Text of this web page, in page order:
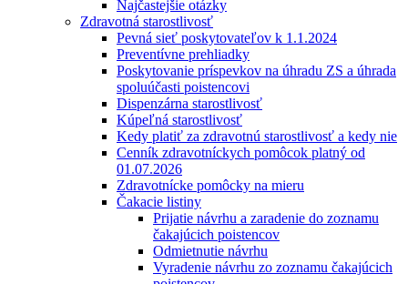
Najčastejšie otázky
Zdravotná starostlivosť
Pevná sieť poskytovateľov k 1.1.2024
Preventívne prehliadky
Poskytovanie príspevkov na úhradu ZS a úhrada
spoluúčasti poistencovi
Dispenzárna starostlivosť
Kúpeľná starostlivosť
Kedy platiť za zdravotnú starostlivosť a kedy nie
Cenník zdravotníckych pomôcok platný od
01.07.2026
Zdravotnícke pomôcky na mieru
Čakacie listiny
Prijatie návrhu a zaradenie do zoznamu
čakajúcich poistencov
Odmietnutie návrhu
Vyradenie návrhu zo zoznamu čakajúcich